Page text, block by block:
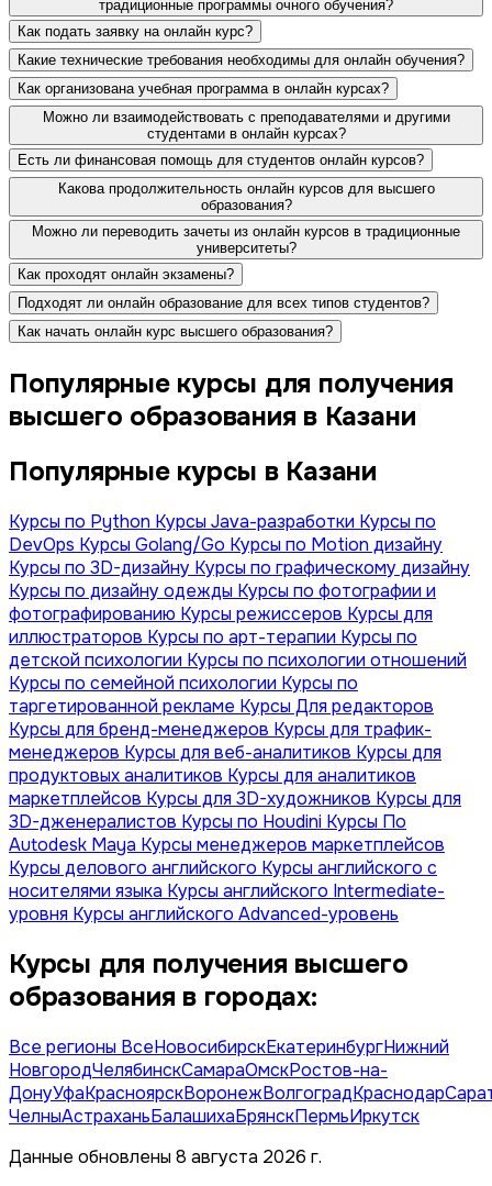
традиционные программы очного обучения?
Как подать заявку на онлайн курс?
Какие технические требования необходимы для онлайн обучения?
Как организована учебная программа в онлайн курсах?
Можно ли взаимодействовать с преподавателями и другими
студентами в онлайн курсах?
Есть ли финансовая помощь для студентов онлайн курсов?
Какова продолжительность онлайн курсов для высшего
образования?
Можно ли переводить зачеты из онлайн курсов в традиционные
университеты?
Как проходят онлайн экзамены?
Подходят ли онлайн образование для всех типов студентов?
Как начать онлайн курс высшего образования?
Популярные курсы для получения
высшего образования в Казани
Популярные курсы в Казани
Курсы по Python Курсы Java-разработки Курсы по
DevOps Курсы Golang/Go Курсы по Motion дизайну
Курсы по 3D-дизайну Курсы по графическому дизайну
Курсы по дизайну одежды Курсы по фотографии и
фотографированию Курсы режиссеров Курсы для
иллюстраторов Курсы по арт-терапии Курсы по
детской психологии Курсы по психологии отношений
Курсы по семейной психологии Курсы по
таргетированной рекламе Курсы Для редакторов
Курсы для бренд-менеджеров Курсы для трафик-
менеджеров Курсы для веб-аналитиков Курсы для
продуктовых аналитиков Курсы для аналитиков
маркетплейсов Курсы для 3D-художников Курсы для
3D-дженералистов Курсы по Houdini Курсы По
Autodesk Maya Курсы менеджеров маркетплейсов
Курсы делового английского Курсы английского с
носителями языка Курсы английского Intermediate-
уровня Курсы английского Advanced-уровень
Курсы для получения высшего
образования в городах:
Все регионы ВсеНовосибирскЕкатеринбургНижний
НовгородЧелябинскСамараОмскРостов-на-
ДонуУфаКрасноярскВоронежВолгоградКраснодар
ЧелныАстраханьБалашихаБрянскПермьИркутск
Данные обновлены 8 августа 2026 г.